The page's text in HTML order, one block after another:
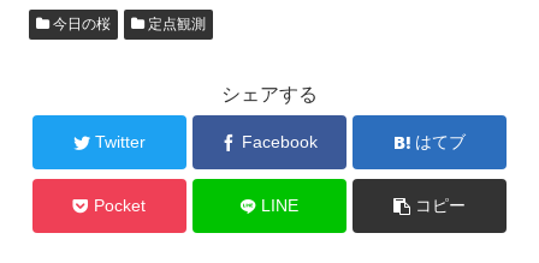
今日の桜 定点観測
シェアする
Twitter Facebook はてブ
Pocket LINE コピー